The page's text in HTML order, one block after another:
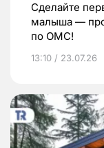
Сделайте
малыша —
по ОМС!
13:10 / 23.07.26